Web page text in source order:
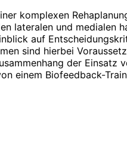
komplexen
lateralen und medialen
auf
sind hierbei
der Einsatz
einem Biofeedback-